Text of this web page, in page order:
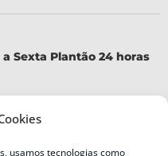
usamos tecnologias como
Sexta Plantão 24 horas